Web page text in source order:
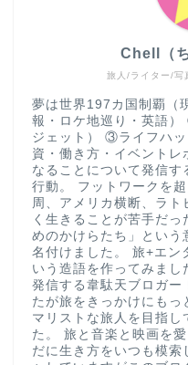
旅人/ライター/写
Chell（
夢は世界197カ国制覇（
報・ロケ地巡り・英語
ジェット） ③ライフハ
資・働き方・イベント
なることについて発信
行動。 フットワークを
周、アメリカ横断、ラト
く生きることが苦手だ
めのかけらたち」とい
名付けました。 旅+エン
いう造語を作ってみまし
発信する韋駄天ブロガー
たが旅をきっかけにもっ
マリストな旅人を目指し
た。 旅と音楽と映画を
だに生き方をいつも模